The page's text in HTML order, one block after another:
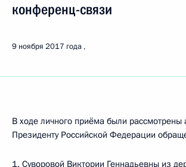
конференц-связи
9 ноября 2017 года
В ходе личного приёма были рассмотрены
Президенту Российской Федерации
1. Суворовой Виктории Геннадьевны из